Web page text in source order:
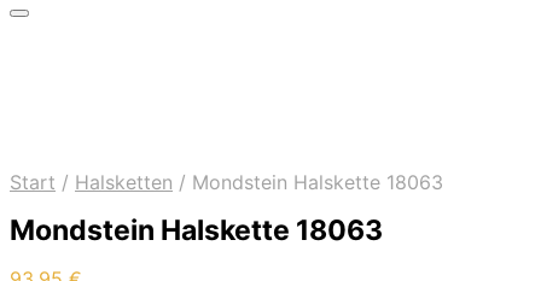
Start / Halsketten / Mondstein Halskette 18063
Mondstein Halskette 18063